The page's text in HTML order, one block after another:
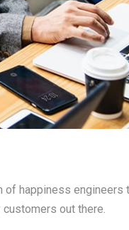
of happiness engineers
out there.